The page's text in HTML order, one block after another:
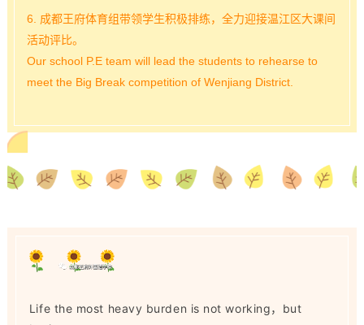
6. 成都王府体育组带领学生积极排练，全力迎接温江区大课间
活动评比。
Our school P.E team will lead the students to rehearse to
meet the Big Break competition of Wenjiang District.
Life the most heavy burden is not working，but